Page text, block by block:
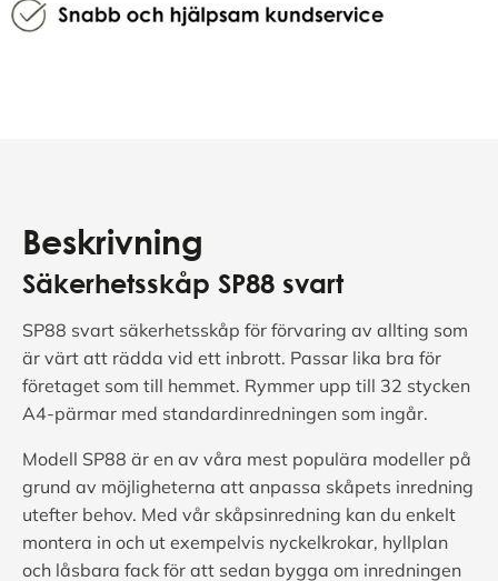
Beskrivning
Säkerhetsskåp SP88 svart
SP88 svart säkerhetsskåp för förvaring av allting som
är värt att rädda vid ett inbrott. Passar lika bra för
företaget som till hemmet. Rymmer upp till 32 stycken
A4-pärmar med standardinredningen som ingår.
Modell SP88 är en av våra mest populära modeller på
grund av möjligheterna att anpassa skåpets inredning
utefter behov. Med vår skåpsinredning kan du enkelt
montera in och ut exempelvis nyckelkrokar, hyllplan
och låsbara fack för att sedan bygga om inredningen